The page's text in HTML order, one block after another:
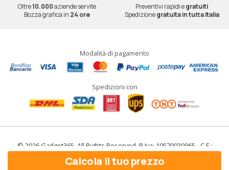
Oltre10.000aziende servite Preventivi rapidi egratuiti
Bozza grafica in 24 ore Spedizionegratuita in tutta Italia
Modalità di pagamento
Spedizioni con
© 2026 Gadget365. All Rights Reserved. P.Iva: 10579030965 - C.F.:
10579030965
Calcola il tuo prezzo